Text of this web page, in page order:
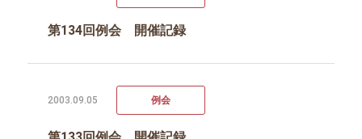
第134回例会 開催記録
2003.09.05 例会